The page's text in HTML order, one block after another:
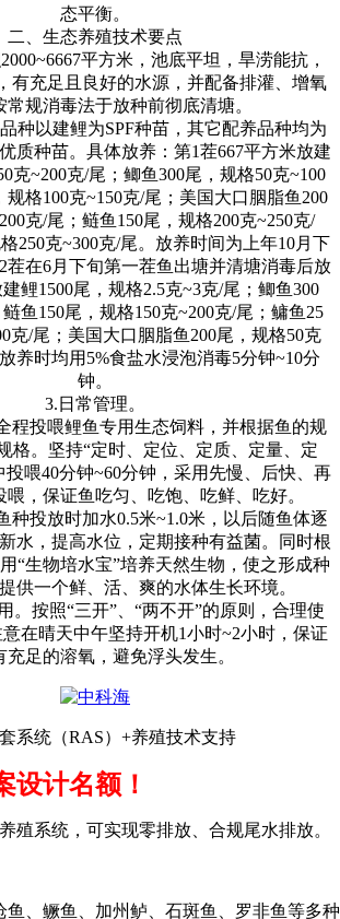
态平衡。
二、生态养殖技术要点
2000~6667平方米，池底平坦，旱涝能抗，
有充足且良好的水源，并配备排灌、增氧
常规消毒法于放种前彻底清塘。
种以建鲤为SPF种苗，其它配养品种均为
质种苗。具体放养：第1茬667平方米放建
克~200克/尾；鲫鱼300尾，规格50克~100
规格100克~150克/尾；美国大口胭脂鱼 200
克/尾；鲢鱼 150尾，规格200克~250克/
250克~300克/尾。放养时间为上年10月下
2茬在6月下旬第一茬鱼出塘并清塘消毒后放
鲤1500尾，规格2.5克~3克/尾；鲫鱼300
鱼 150尾，规格150克~200克/尾；鳙鱼 25
克/尾；美国大口胭脂鱼 200尾，规格50克
养时均用 5%食盐水浸泡消毒5分钟~10分
钟。
3. 日常管理。
程投喂鲤鱼专用生态饲料，并根据鱼的规
格。坚持“定时、定位、定质、定量、定
投喂40分钟~60分钟，采用先慢、后快、再
，保证鱼吃匀、吃饱、吃鲜、吃好。
种投放时加水0.5米~1.0米，以后随鱼体逐
水，提高水位，定期接种有益菌。同时根
“生物培水宝”培养天然生物，使之形成种
供一个鲜、活、爽的水体生长环境。
。按照“三开” “两不开”的原则，合理使
在晴天中午坚持开机1小时~2小时，保证
充足的溶氧，避免浮头发生。
系统（RAS）+养殖技术支持
设计名额！
殖系统，可实现零排放、合规尾水排放。
鱼、鳜鱼、加州鲈、石斑鱼、罗非鱼等多